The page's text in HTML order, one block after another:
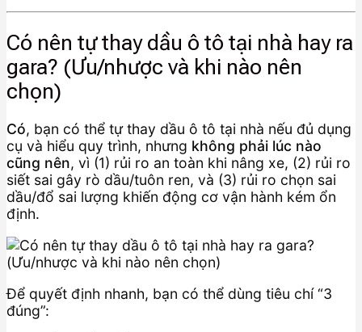
Có nên tự thay dầu ô tô tại nhà hay ra
gara? (Ưu/nhược và khi nào nên
chọn)
Có, bạn có thể tự thay dầu ô tô tại nhà nếu đủ dụng
cụ và hiểu quy trình, nhưng không phải lúc nào
cũng nên, vì (1) rủi ro an toàn khi nâng xe, (2) rủi ro
siết sai gây rò dầu/tuôn ren, và (3) rủi ro chọn sai
dầu/đổ sai lượng khiến động cơ vận hành kém ổn
định.
Để quyết định nhanh, bạn có thể dùng tiêu chí “3
đúng”: